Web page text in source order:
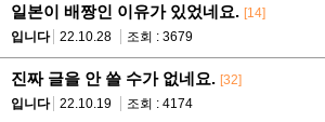
일본이 배짱인 이유가 있었네요. [14]
입니다
22.10.28 조회 : 3679
진짜 글을 안 쓸 수가 없네요. [32]
입니다
22.10.19 조회 : 4174